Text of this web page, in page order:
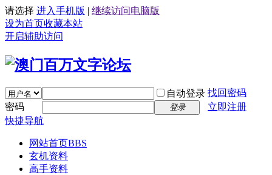
请选择 进入手机版 | 继续访问电脑版
设为首页收藏本站
开启辅助访问
自动登录 找回密码
密码
登录
立即注册
快捷导航
网站首页BBS
玄机资料
高手资料